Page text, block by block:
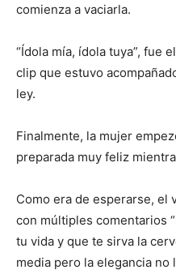
comienza a vaciarla.
“Ídola mía, ídola tuya”, fue
clip que estuvo
ley.
Finalmente, la mujer
preparada muy feliz
Como era de esperarse, el
con múltiples comentarios
tu vida y que te sirva la
media pero la elegancia no